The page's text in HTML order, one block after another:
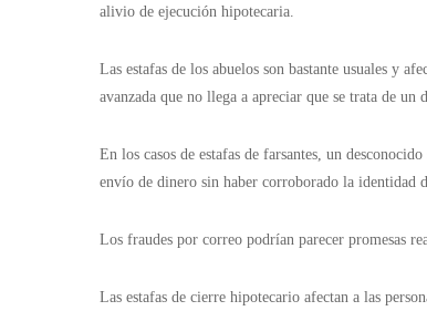
alivio de ejecución hipotecaria.
Las estafas de los abuelos son bastante usuales y
avanzada que no llega a apreciar que se trata de un
En los casos de estafas de farsantes, un
envío de dinero sin haber corroborado la identidad
Los fraudes por correo podrían parecer promesas
Las estafas de cierre hipotecario afectan a las